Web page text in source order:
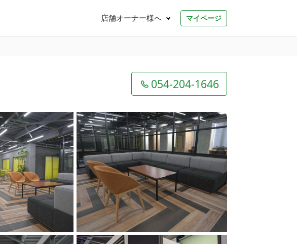
店舗オーナー様へ マイページ
054-204-1646